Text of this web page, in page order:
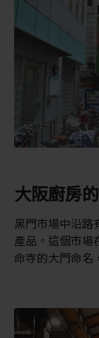
大阪廚房
黑門市場中沿路
產品。這個市場
命寺的大門命名